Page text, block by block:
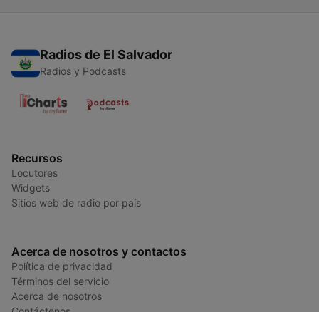
Radios de El Salvador
Radios y Podcasts
Recursos
Locutores
Widgets
Sitios web de radio por país
Acerca de nosotros y contactos
Política de privacidad
Términos del servicio
Acerca de nosotros